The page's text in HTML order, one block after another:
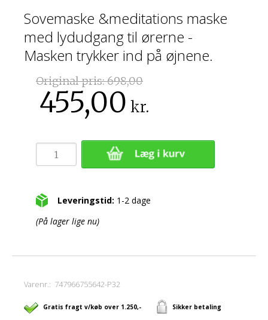
Sovemaske &meditations maske
med lydudgang til ørerne -
Masken trykker ind på øjnene.
Original pris:698,00
455,00 kr.
Leveringstid: 1-2 dage
(På lager lige nu)
Varenr.: 747966755642-P32
Gratis fragt v/køb over 1.250,- Sikker betaling